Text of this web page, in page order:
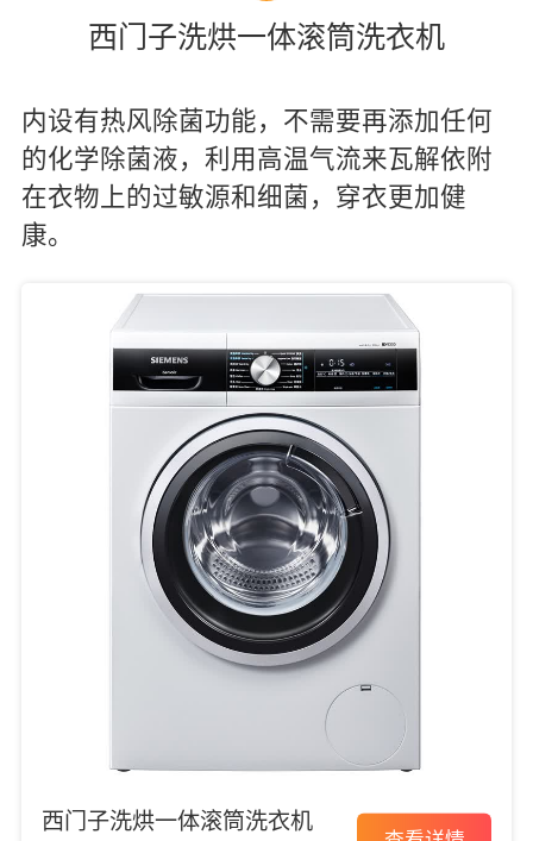
西门子洗烘一体滚筒洗衣机
内设有热风除菌功能，不需要再添加任何
的化学除菌液，利用高温气流来瓦解依附
在衣物上的过敏源和细菌，穿衣更加健
康。
西门子洗烘一体滚筒洗衣机